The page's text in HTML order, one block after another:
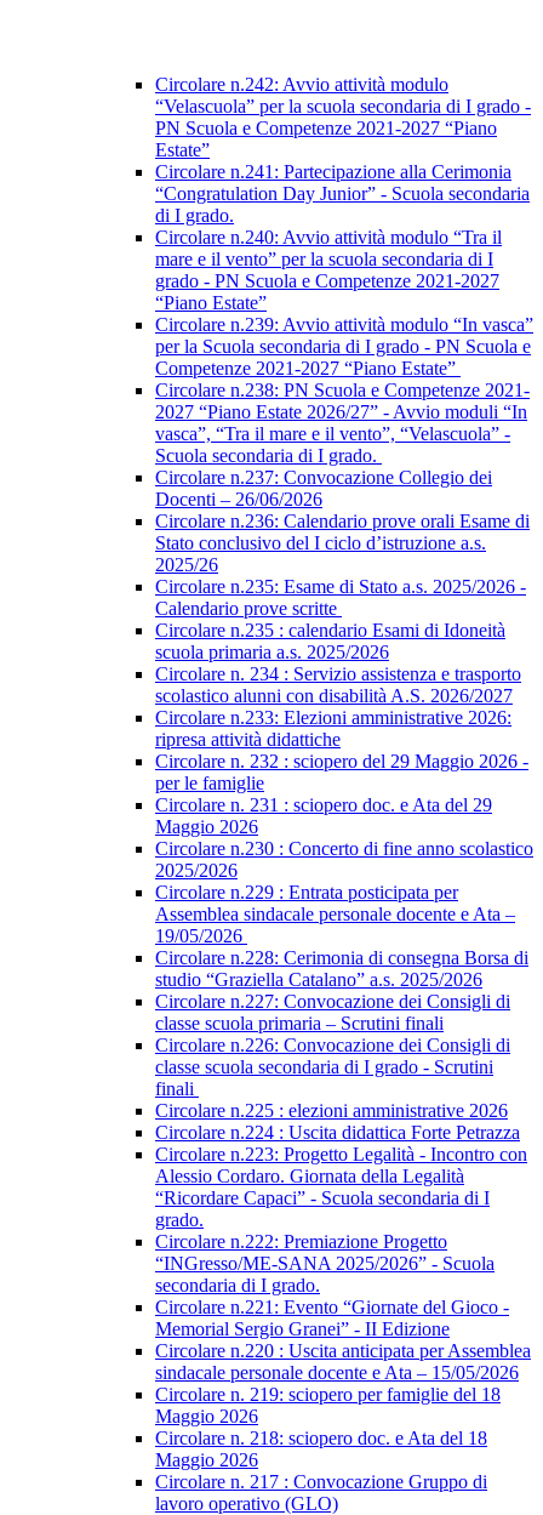
Circolare n.242: Avvio attività modulo
“Velascuola” per la scuola secondaria di I grado -
PN Scuola e Competenze 2021-2027 “Piano
Estate”
Circolare n.241: Partecipazione alla Cerimonia
“Congratulation Day Junior” - Scuola secondaria
di I grado.
Circolare n.240: Avvio attività modulo “Tra il
mare e il vento” per la scuola secondaria di I
grado - PN Scuola e Competenze 2021-2027
“Piano Estate”
Circolare n.239: Avvio attività modulo “In vasca”
per la Scuola secondaria di I grado - PN Scuola e
Competenze 2021-2027 “Piano Estate”
Circolare n.238: PN Scuola e Competenze 2021-
2027 “Piano Estate 2026/27” - Avvio moduli “In
vasca”, “Tra il mare e il vento”, “Velascuola” -
Scuola secondaria di I grado.
Circolare n.237: Convocazione Collegio dei
Docenti – 26/06/2026
Circolare n.236: Calendario prove orali Esame di
Stato conclusivo del I ciclo d’istruzione a.s.
2025/26
Circolare n.235: Esame di Stato a.s. 2025/2026 -
Calendario prove scritte
Circolare n.235 : calendario Esami di Idoneità
scuola primaria a.s. 2025/2026
Circolare n. 234 : Servizio assistenza e trasporto
scolastico alunni con disabilità A.S. 2026/2027
Circolare n.233: Elezioni amministrative 2026:
ripresa attività didattiche
Circolare n. 232 : sciopero del 29 Maggio 2026 -
per le famiglie
Circolare n. 231 : sciopero doc. e Ata del 29
Maggio 2026
Circolare n.230 : Concerto di fine anno scolastico
2025/2026
Circolare n.229 : Entrata posticipata per
Assemblea sindacale personale docente e Ata –
19/05/2026
Circolare n.228: Cerimonia di consegna Borsa di
studio “Graziella Catalano” a.s. 2025/2026
Circolare n.227: Convocazione dei Consigli di
classe scuola primaria – Scrutini finali
Circolare n.226: Convocazione dei Consigli di
classe scuola secondaria di I grado - Scrutini
finali
Circolare n.225 : elezioni amministrative 2026
Circolare n.224 : Uscita didattica Forte Petrazza
Circolare n.223: Progetto Legalità - Incontro con
Alessio Cordaro. Giornata della Legalità
“Ricordare Capaci” - Scuola secondaria di I
grado.
Circolare n.222: Premiazione Progetto
“INGresso/ME-SANA 2025/2026” - Scuola
secondaria di I grado.
Circolare n.221: Evento “Giornate del Gioco -
Memorial Sergio Granei” - II Edizione
Circolare n.220 : Uscita anticipata per Assemblea
sindacale personale docente e Ata – 15/05/2026
Circolare n. 219: sciopero per famiglie del 18
Maggio 2026
Circolare n. 218: sciopero doc. e Ata del 18
Maggio 2026
Circolare n. 217 : Convocazione Gruppo di
lavoro operativo (GLO)